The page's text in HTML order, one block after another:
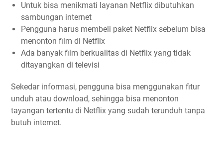
Untuk bisa menikmati layanan Netflix dibutuhkan
sambungan internet
Pengguna harus membeli paket Netflix sebelum bisa
menonton film di Netflix
Ada banyak film berkualitas di Netflix yang tidak
ditayangkan di televisi
Sekedar informasi, pengguna bisa menggunakan fitur
unduh atau download, sehingga bisa menonton
tayangan tertentu di Netflix yang sudah terunduh tanpa
butuh internet.